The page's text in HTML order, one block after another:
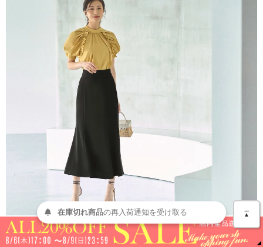
▲
在庫切れ商品の再入荷通知を受け取る